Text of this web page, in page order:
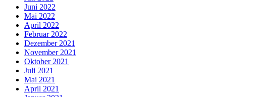
Juni 2022
Mai 2022
April 2022
Februar 2022
Dezember 2021
November 2021
Oktober 2021
Juli 2021
Mai 2021
April 2021